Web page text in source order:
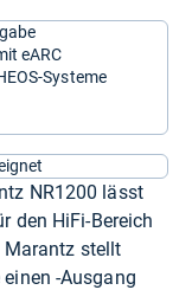
eARC
Systeme
NR1200 lässt
den HiFi-Bereich
Marantz stellt
-Ausgang